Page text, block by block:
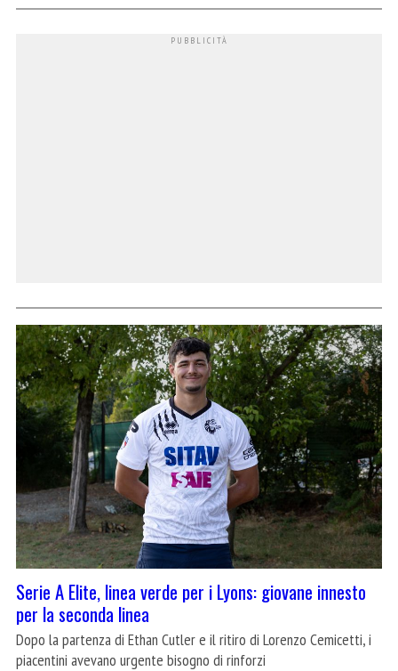
Serie A Elite, linea verde per i Lyons: giovane innesto
per la seconda linea
Dopo la partenza di Ethan Cutler e il ritiro di Lorenzo Cemicetti, i
piacentini avevano urgente bisogno di rinforzi